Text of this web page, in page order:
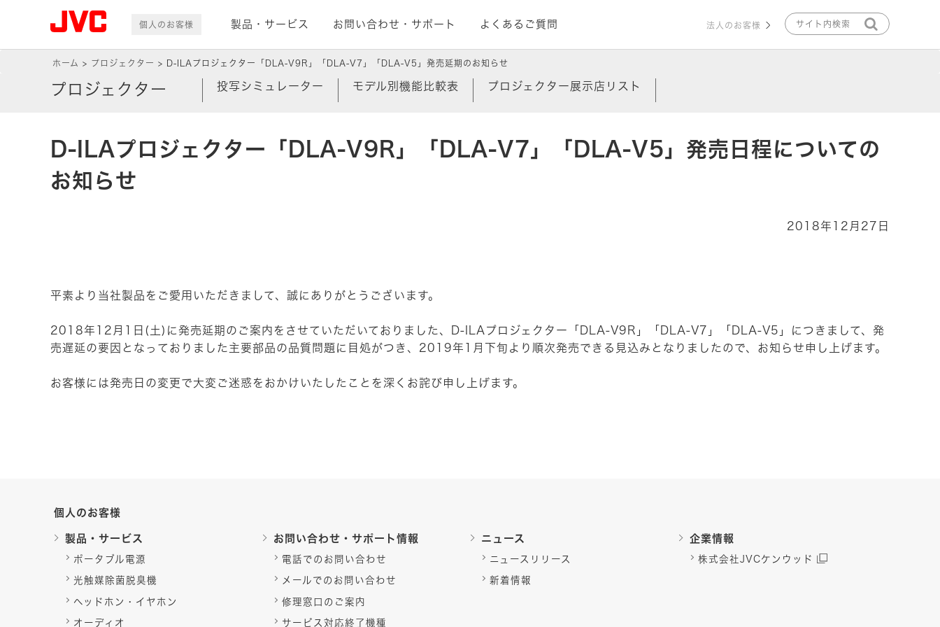
個人のお客様 製品・サービス お問い合わせ・サポート よくあるご質問 法人のお客様
ホーム プロジェクター D-ILAプロジェクター「DLA-V9R」「DLA-V7」「DLA-V5」発売延期のお知らせ
プロジェクター 投写シミュレーター モデル別機能比較表 プロジェクター展示店リスト
D-ILAプロジェクター「DLA-V9R」「DLA-V7」「DLA-V5」発売日程についての
お知らせ
2018年12月27日
平素より当社製品をご愛用いただきまして、誠にありがとうございます。
2018年12月1日(土)に発売延期のご案内をさせていただいておりました、D-ILAプロジェクター「DLA-V9R」「DLA-V7」「DLA-V5」につきまして、発
売遅延の要因となっておりました主要部品の品質問題に目処がつき、2019年1月下旬より順次発売できる見込みとなりましたので、お知らせ申し上げます。
お客様には発売日の変更で大変ご迷惑をおかけいたしたことを深くお詫び申し上げます。
個人のお客様
製品・サービス
ポータブル電源
光触媒除菌脱臭機
ヘッドホン・イヤホン
オーディオ
お問い合わせ・サポート情報
電話でのお問い合わせ
メールでのお問い合わせ
修理窓口のご案内
サービス対応終了機種
ニュース
ニュースリリース
新着情報
企業情報
株式会社JVCケンウッド